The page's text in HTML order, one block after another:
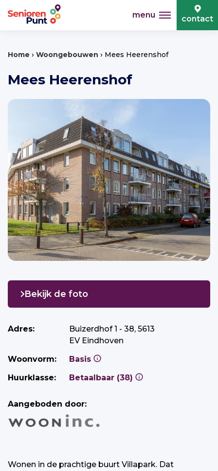
menu contact
Home › Woongebouwen › Mees Heerenshof
Mees Heerenshof
Adres:
Buizerdhof 1 - 38, 5613
EV Eindhoven
Woonvorm:
Basis
Huurklasse:
Betaalbaar (38)
Aangeboden door:
Bekijk de foto
Wonen in de prachtige buurt Villapark. Dat